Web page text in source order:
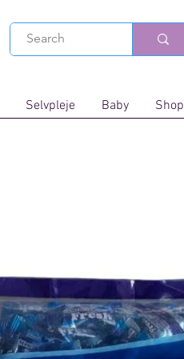
Selvpleje Baby Shop